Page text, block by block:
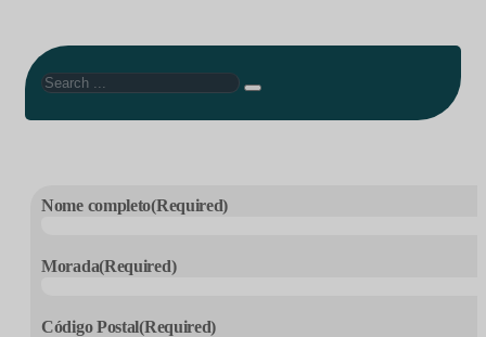
Search
Nome completo(Required)
Morada(Required)
Código Postal(Required)